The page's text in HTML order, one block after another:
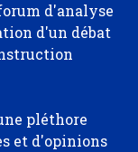
d'analyse
d'un débat
pléthore
et d'opinions